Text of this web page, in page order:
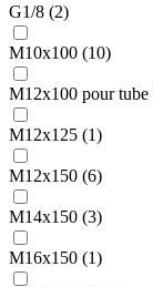
G1/8 (2)
M10x100 (10)
M12x100 pour tube
M12x125 (1)
M12x150 (6)
M14x150 (3)
M16x150 (1)